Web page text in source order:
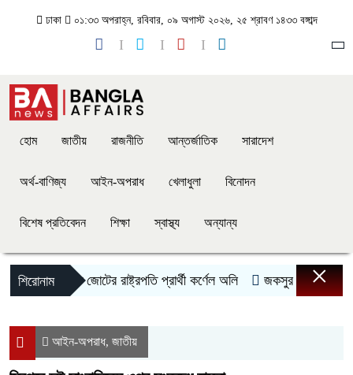
ঢাকা ০১:৩৩ অপরাহ্ন, রবিবার, ০৯ অগাস্ট ২০২৬, ২৫ শ্রাবণ ১৪৩৩ বঙ্গাব্দ
হোম জাতীয় রাজনীতি আন্তর্জাতিক সারাদেশ
অর্থ-বাণিজ্য আইন-অপরাধ খেলাধুলা বিনোদন
বিশেষ প্রতিবেদন শিক্ষা স্বাস্থ্য অন্যান্য
শিরোনাম
জামায়াত জোটের রাষ্ট্রপতি প্রার্থী কর্ণেল অলি জকসুর ভিপি-জিএস-
×
আইন-অপরাধ, জাতীয়